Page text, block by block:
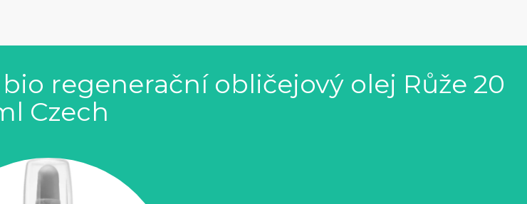
regenerační obličejový olej Růže 20
Czech